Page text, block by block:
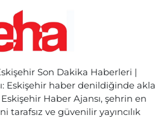
Son Dakika Haberleri |
Eskişehir haber denildiğinde akla
Haber Ajansı, şehrin en
tarafsız ve güvenilir yayıncılık